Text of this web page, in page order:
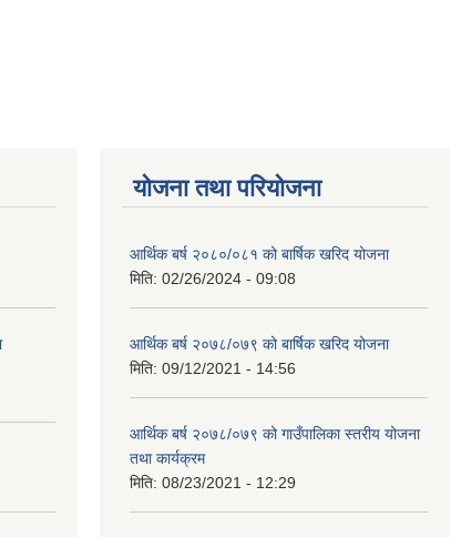
योजना तथा परियोजना
आर्थिक बर्ष २०८०/०८१ को बार्षिक खरिद योजना
मिति: 02/26/2024 - 09:08
आर्थिक बर्ष २०७८/०७९ को बार्षिक खरिद योजना
मिति: 09/12/2021 - 14:56
आर्थिक बर्ष २०७८/०७९ को गाउँपालिका स्तरीय योजना
तथा कार्यक्रम
मिति: 08/23/2021 - 12:29